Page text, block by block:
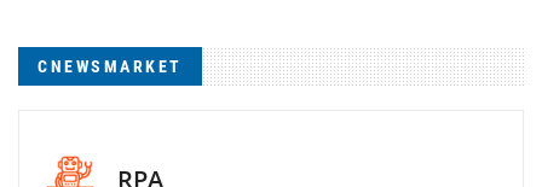
CNEWSMARKET
RPA